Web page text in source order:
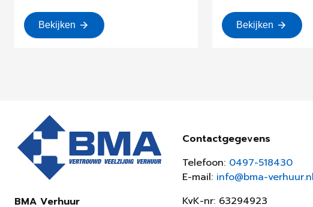
Bekijken Bekijken
BMA Verhuur
Contactgegevens
Telefoon: 0497-518430
E-mail: info@bma-verhuur.nl
KvK-nr: 63294923